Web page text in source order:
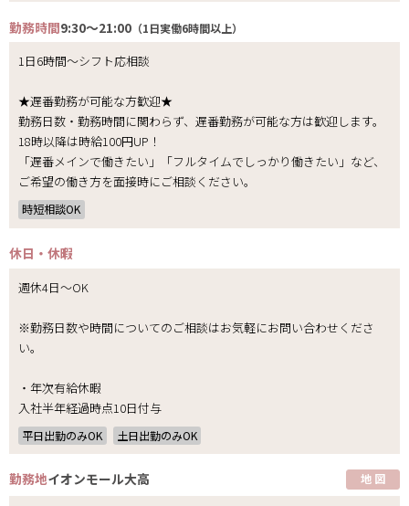
勤務時間9:30～21:00 （1日実働6時間以上）
1日6時間～シフト応相談
★遅番勤務が可能な方歓迎★
勤務日数・勤務時間に関わらず、遅番勤務が可能な方は歓迎します。
18時以降は時給100円UP！
「遅番メインで働きたい」「フルタイムでしっかり働きたい」など、
ご希望の働き方を面接時にご相談ください。
時短相談OK
休日・休暇
週休4日～OK
※勤務日数や時間についてのご相談はお気軽にお問い合わせくださ
い。
・年次有給休暇
入社半年経過時点10日付与
平日出勤のみOK 土日出勤のみOK
勤務地イオンモール大高 地 図